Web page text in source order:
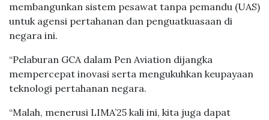
membangunkan sistem pesawat tanpa pemandu (UAS)
untuk agensi pertahanan dan penguatkuasaan di
negara ini.
“Pelaburan GCA dalam Pen Aviation dijangka
mempercepat inovasi serta mengukuhkan keupayaan
teknologi pertahanan negara.
“Malah, menerusi LIMA’25 kali ini, kita juga dapat